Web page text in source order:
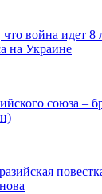
война идет 8
на Украине
союза –